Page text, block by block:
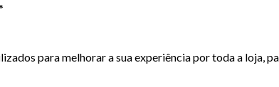
para melhorar a sua experiência por toda a loja,